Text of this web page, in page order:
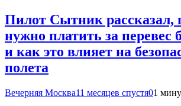
Пилот Сытник рассказал,
нужно платить за перевес
и как это влияет на
полета
Вечерняя Москва11 месяцев спустя01